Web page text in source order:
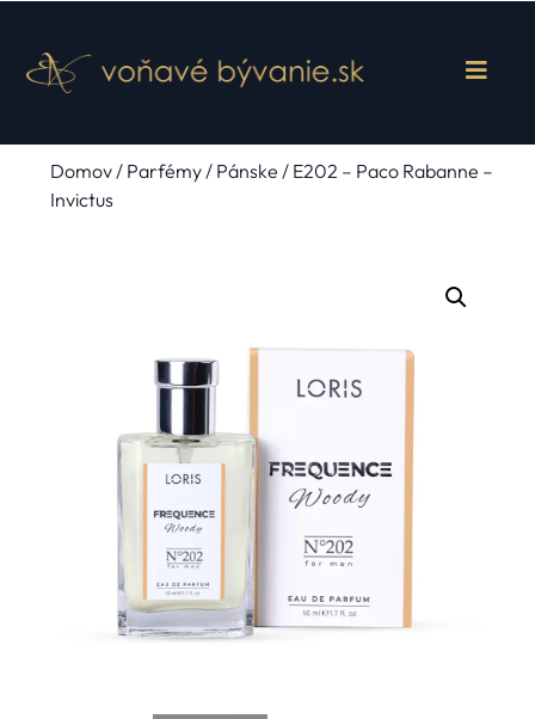
Domov/ Parfémy/ Pánske / E202 – Paco Rabanne –
Invictus